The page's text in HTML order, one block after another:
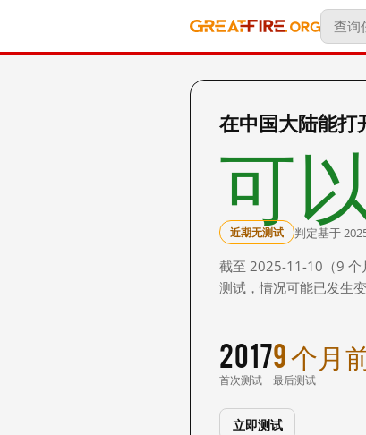
在中国大陆能
可以
近期无测试 判定基于
截至 2025-11-10（9 个
测试，情况可能已发生变
2017
首次测试
9 个月
最后测试
立即测试